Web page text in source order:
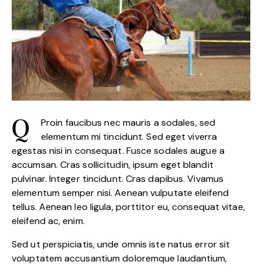
Q
Proin faucibus nec mauris a sodales, sed
elementum mi tincidunt. Sed eget viverra
egestas nisi in consequat. Fusce sodales augue a
accumsan. Cras sollicitudin, ipsum eget blandit
pulvinar. Integer tincidunt. Cras dapibus. Vivamus
elementum semper nisi. Aenean vulputate eleifend
tellus. Aenean leo ligula, porttitor eu, consequat vitae,
eleifend ac, enim.
Sed ut perspiciatis, unde omnis iste natus error sit
voluptatem accusantium doloremque laudantium,